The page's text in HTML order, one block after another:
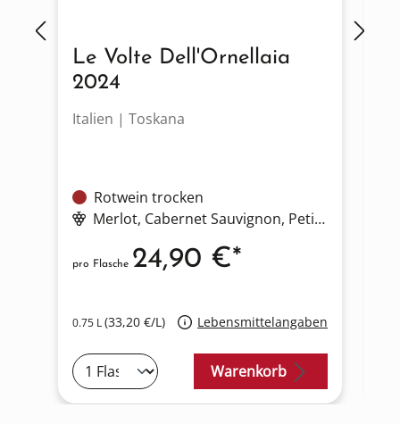
Le Volte Dell'Ornellaia
2024
Italien | Toskana
Rotwein trocken
Merlot, Cabernet Sauvignon, Petit Verdot
0.75 L(33,20 €/L) Lebensmittelangaben
pro Flasche 24,90 €*
Warenkorb